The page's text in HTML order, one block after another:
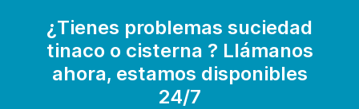
¿Tienes problemas suciedad
tinaco o cisterna ? Llámanos
ahora, estamos disponibles
24/7